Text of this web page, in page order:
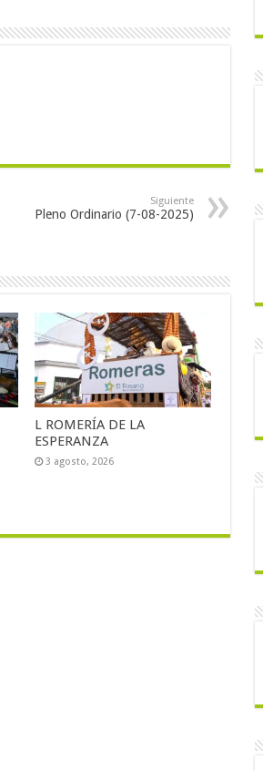
Siguiente
Pleno Ordinario (7-08-2025)
L ROMERÍA DE LA
ESPERANZA
3 agosto, 2026